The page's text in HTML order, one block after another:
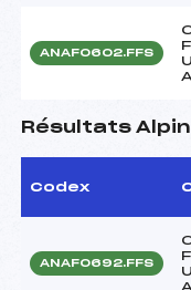
ANAF0602.FFS
Résultats
Codex
ANAF0692.FFS